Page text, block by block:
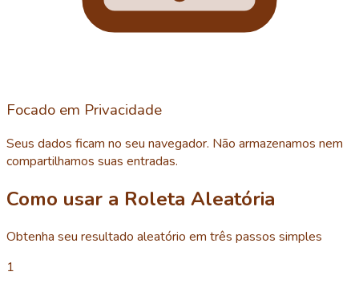
Focado em Privacidade
Seus dados ficam no seu navegador. Não armazenamos nem
compartilhamos suas entradas.
Como usar a Roleta Aleatória
Obtenha seu resultado aleatório em três passos simples
1